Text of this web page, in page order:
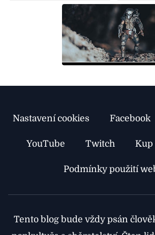
Nastavení cookies Facebook
YouTube Twitch Kup
Podmínky použití
Tento blog bude vždy psán